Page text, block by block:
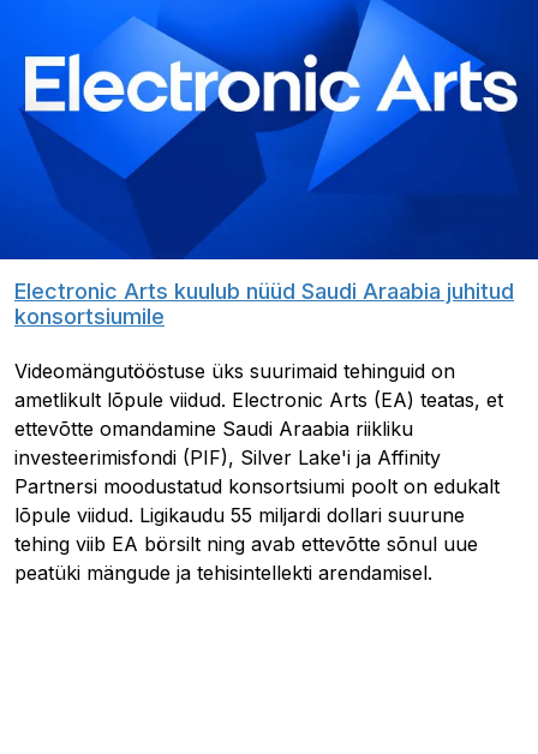
Electronic Arts kuulub nüüd Saudi Araabia juhitud
konsortsiumile
Videomängutööstuse üks suurimaid tehinguid on
ametlikult lõpule viidud. Electronic Arts (EA) teatas, et
ettevõtte omandamine Saudi Araabia riikliku
investeerimisfondi (PIF), Silver Lake'i ja Affinity
Partnersi moodustatud konsortsiumi poolt on edukalt
lõpule viidud. Ligikaudu 55 miljardi dollari suurune
tehing viib EA börsilt ning avab ettevõtte sõnul uue
peatüki mängude ja tehisintellekti arendamisel.